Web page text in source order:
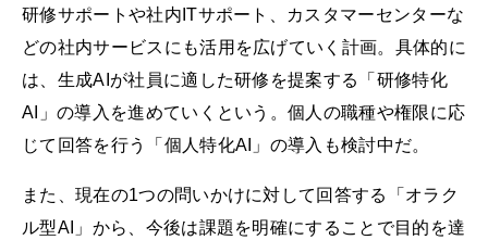
研修サポートや社内ITサポート、カスタマーセンターな
どの社内サービスにも活用を広げていく計画。具体的に
は、生成AIが社員に適した研修を提案する「研修特化
AI」の導入を進めていくという。個人の職種や権限に応
じて回答を行う「個人特化AI」の導入も検討中だ。
また、現在の1つの問いかけに対して回答する「オラク
ル型AI」から、今後は課題を明確にすることで目的を達